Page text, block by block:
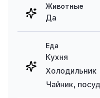
Животные
Да
Еда
Кухня
Холодильник
Чайник,